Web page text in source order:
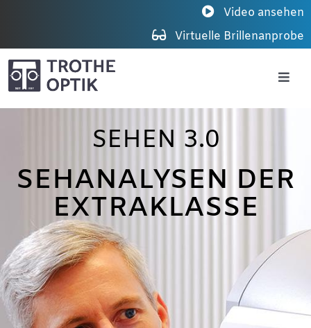
springen
Video ansehen
Virtuelle Brillenanprobe
Brillen
Kontaktlinsen
Über Trothe Optik
Kontakt
SEHEN 3.0
SEHANALYSEN DER
EXTRAKLASSE